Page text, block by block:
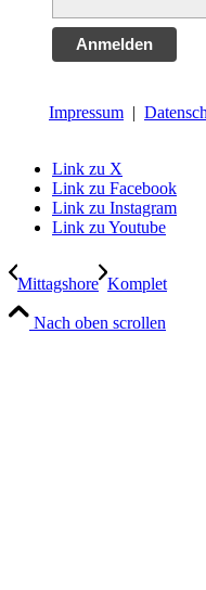
Anmelden
Impressum |
Link zu X
Link zu Facebook
Link zu Instagram
Link zu Youtube
Mittagshore Komplet
Nach oben scrollen